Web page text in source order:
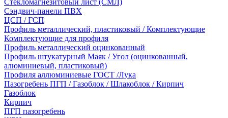
Стекломагнезитовый лист (СМЛ)
Сэндвич-панели ПВХ
ЦСП / ГСП
Профиль металлический, пластиковый / Комплектующие
Комплектующие для профиля
Профиль металлический оцинкованный
Профиль штукатурный Маяк / Угол (оцинкованный,
алюминиевый, пластиковый)
Профиля аллюминиевые ГОСТ /Лука
Пазогребень ПГП / Газоблок / Шлакоблок / Кирпич
Газоблок
Кирпич
ПГП пазогребень